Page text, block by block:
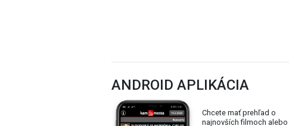
ANDROID APLIKÁCIA
Chcete mať prehľad o
najnovších filmoch alebo